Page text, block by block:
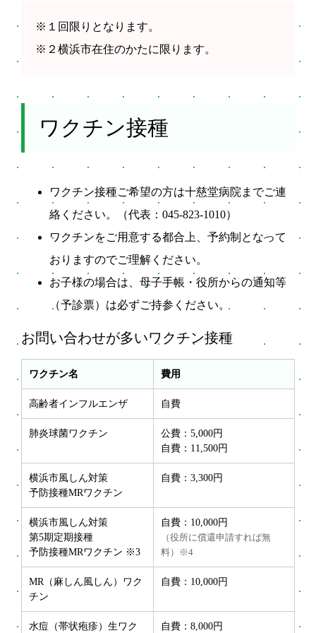
※１回限りとなります。
※２横浜市在住のかたに限ります。
ワクチン接種
ワクチン接種ご希望の方は十慈堂病院までご連
絡ください。（代表：045-823-1010）
ワクチンをご用意する都合上、予約制となって
おりますのでご理解ください。
お子様の場合は、母子手帳・役所からの通知等
（予診票）は必ずご持参ください。
お問い合わせが多いワクチン接種
ワクチン名 費用
高齢者インフルエンザ 自費
肺炎球菌ワクチン
公費：5,000円
自費：11,500円
横浜市風しん対策
予防接種MRワクチン
自費：3,300円
横浜市風しん対策
第5期定期接種
予防接種MRワクチン ※3
自費：10,000円
（役所に償還申請すれば無
料）※4
MR（麻しん風しん）ワク
チン
自費：10,000円
水痘（帯状疱疹）生ワク
自費：8,000円